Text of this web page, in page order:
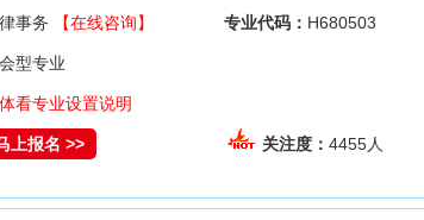
事务 【在线咨询】 专业代码： H680503
型专业
看专业设置说明
上报名 >> 关注度： 4455人